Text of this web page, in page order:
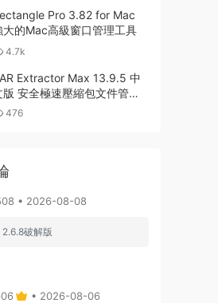
Pro 3.82 for Mac
大的Mac高級窗口管理工具
4.7k
Extractor Max 13.9.5 中
版 安全極速壓縮包文件管理
476
• 2026-08-08
破解版
• 2026-08-06